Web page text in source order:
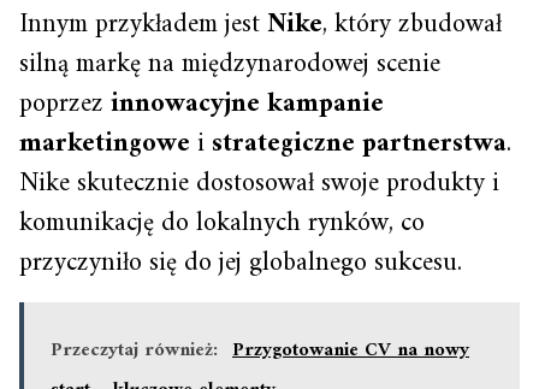
Innym przykładem jestNike, który zbudował
silną markę na międzynarodowej scenie
poprzezinnowacyjne kampanie
marketingoweistrategiczne partnerstwa.
Nike skutecznie dostosował swoje produkty i
komunikację do lokalnych rynków, co
przyczyniło się do jej globalnego sukcesu.
Przeczytaj również: Przygotowanie CV na nowy